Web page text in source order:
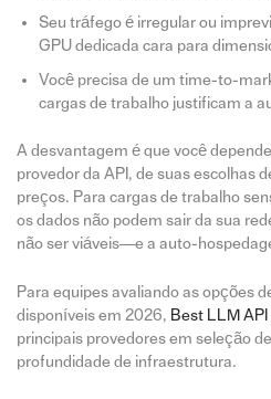
Seu tráfego é irregular ou
GPU dedicada cara para
Você precisa de um time-to-
cargas de trabalho justificam a
A desvantagem é que você
provedor da API, de suas escolhas
preços. Para cargas de trabalho
os dados não podem sair da sua
não ser viáveis—e a auto-
Para equipes avaliando as opções
disponíveis em 2026, Best LLM
principais provedores em seleção
profundidade de infraestrutura.